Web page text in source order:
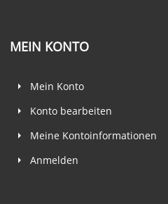
MEIN KONTO
Mein Konto
Konto bearbeiten
Meine Kontoinformationen
Anmelden